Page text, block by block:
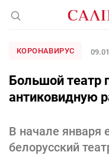
КОРОНАВИРУС
Большой театр
антиковидную
В начале января
белорусский